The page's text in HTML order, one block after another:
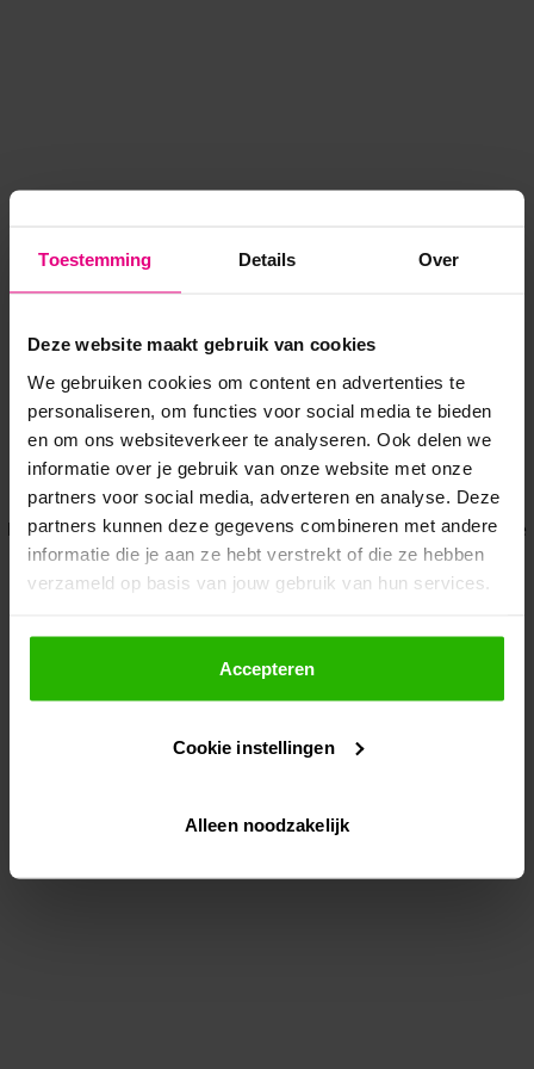
Toestemming Details Over
Deze website maakt gebruik van cookies
We gebruiken cookies om content en advertenties te
personaliseren, om functies voor social media te bieden
en om ons websiteverkeer te analyseren. Ook delen we
informatie over je gebruik van onze website met onze
partners voor social media, adverteren en analyse. Deze
partners kunnen deze gegevens combineren met andere
informatie die je aan ze hebt verstrekt of die ze hebben
verzameld op basis van jouw gebruik van hun services.
Als je op "Accepteer" klikt, dan geef je Voordeeluitjes.nl
toestemming om cookies voor social media en
gepersonaliseerde advertenties te plaatsen.
Lees hier meer over in onsprivacybeleid
Via "Cookie instellingen" kun je ook zelf instellen welke
Accepteren
Cookie instellingen
Alleen noodzakelijk
Application error: a client-side exception has occurred while
loadingwww.voordeeluitjes.nl (see the browser console for more
information).